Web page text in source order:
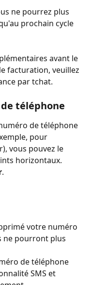
ne pourrez plus
prochain cycle
avant le
facturation, veuillez
par tchat.
téléphone
de téléphone
pour
vous pouvez le
horizontaux.
.
votre numéro
ne pourront plus
de téléphone
SMS et